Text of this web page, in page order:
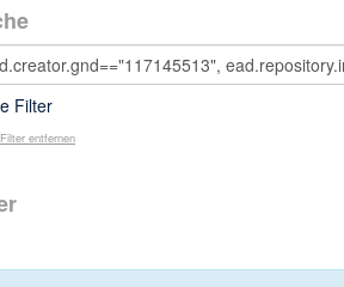
Filter
entfernen